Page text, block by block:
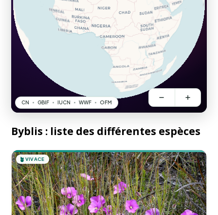
Byblis : liste des différentes espèces
🪴 VIVACE